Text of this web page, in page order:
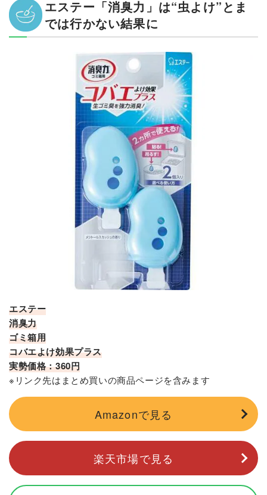
エステー「消臭力」は“虫よけ”とま
では行かない結果に
エステー
消臭力
ゴミ箱用
コバエよけ効果プラス
実勢価格：360円
※リンク先はまとめ買いの商品ページを含みます
Amazonで見る
楽天市場で見る